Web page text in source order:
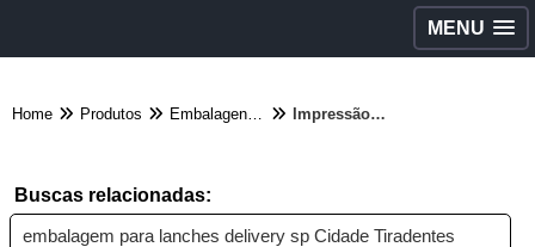
MENU
Home Produtos Embalagens diversas - Categoria Impressão de folder Grajaú
Buscas relacionadas:
embalagem para lanches delivery sp Cidade Tiradentes